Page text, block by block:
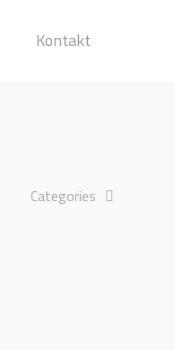
Kontakt
Categories